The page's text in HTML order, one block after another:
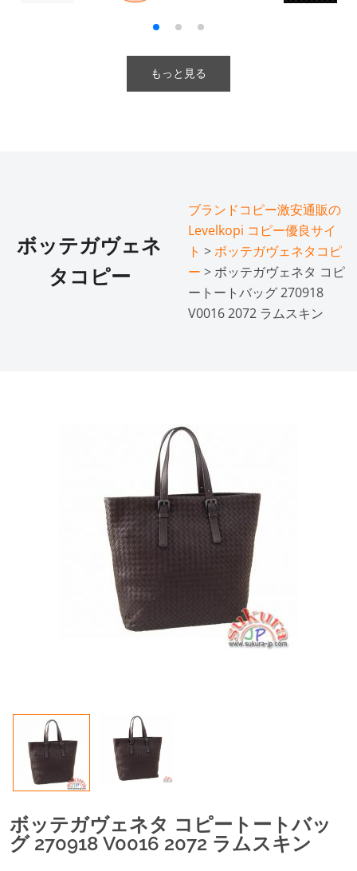
もっと見る
ボッテガヴェネ
タコピー
ブランドコピー激安通販の
Levelkopi コピー優良サイ
ト >ボッテガヴェネタコピ
ー > ボッテガヴェネタ コピ
ートートバッグ 270918
V0016 2072 ラムスキン
ボッテガヴェネタ コピートートバッ
グ 270918 V0016 2072 ラムスキン